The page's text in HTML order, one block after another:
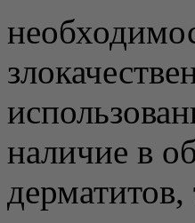
наличие в